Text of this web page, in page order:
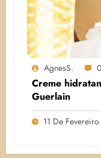
AgnesS. 0
Creme
Guerlain
11 De